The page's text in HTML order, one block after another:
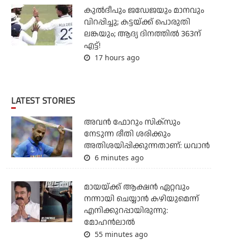
കുല്‍ദീപും ജഡേജയും മാനവും
വിറപ്പിച്ചു; കട്ടയ്ക്ക് പൊരുതി
ലങ്കയും; ആദ്യ ദിനത്തില്‍ 363ന്
എട്ട്!
17 hours ago
LATEST STORIES
അവന്‍ ഫോറും സിക്സും
നേടുന്ന രീതി ശരിക്കും
അതിശയിപ്പിക്കുന്നതാണ്: ധവാന്‍
6 minutes ago
മായയ്ക്ക് ആക്ഷന്‍ ഏറ്റവും
നന്നായി ചെയ്യാന്‍ കഴിയുമെന്ന്
എനിക്കുറപ്പായിരുന്നു:
മോഹന്‍ലാല്‍
55 minutes ago